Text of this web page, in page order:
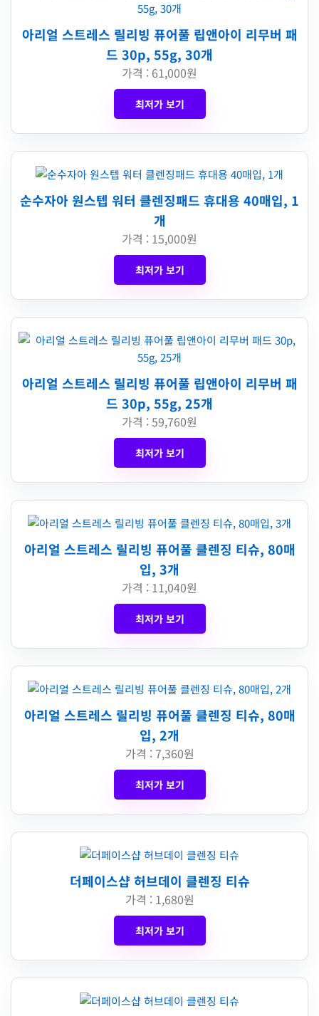
아리얼 스트레스 릴리빙 퓨어풀 립앤아이 리무버 패
드 30p, 55g, 30개
가격 : 61,000원
최저가 보기
순수자아 원스텝 워터 클렌징패드 휴대용 40매입, 1
개
가격 : 15,000원
최저가 보기
아리얼 스트레스 릴리빙 퓨어풀 립앤아이 리무버 패
드 30p, 55g, 25개
가격 : 59,760원
최저가 보기
아리얼 스트레스 릴리빙 퓨어풀 클렌징 티슈, 80매
입, 3개
가격 : 11,040원
최저가 보기
아리얼 스트레스 릴리빙 퓨어풀 클렌징 티슈, 80매
입, 2개
가격 : 7,360원
최저가 보기
더페이스샵 허브데이 클렌징 티슈
가격 : 1,680원
최저가 보기